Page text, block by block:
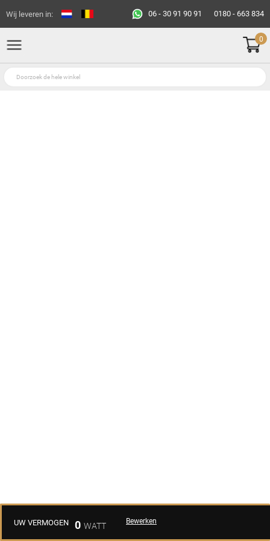
Wij leveren in: 06 - 30 91 90 91 0180 - 663 834
0
UW VERMOGEN 0 Bewerken